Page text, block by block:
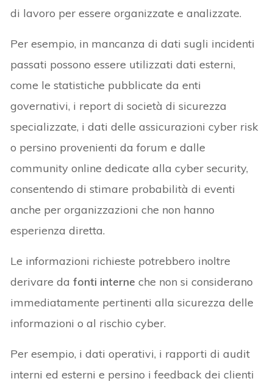
di lavoro per essere organizzate e analizzate.
Per esempio, in mancanza di dati sugli incidenti
passati possono essere utilizzati dati esterni,
come le statistiche pubblicate da enti
governativi, i report di società di sicurezza
specializzate, i dati delle assicurazioni cyber risk
o persino provenienti da forum e dalle
community online dedicate alla cyber security,
consentendo di stimare probabilità di eventi
anche per organizzazioni che non hanno
esperienza diretta.
Le informazioni richieste potrebbero inoltre
derivare dafonti interne che non si considerano
immediatamente pertinenti alla sicurezza delle
informazioni o al rischio cyber.
Per esempio, i dati operativi, i rapporti di audit
interni ed esterni e persino i feedback dei clienti